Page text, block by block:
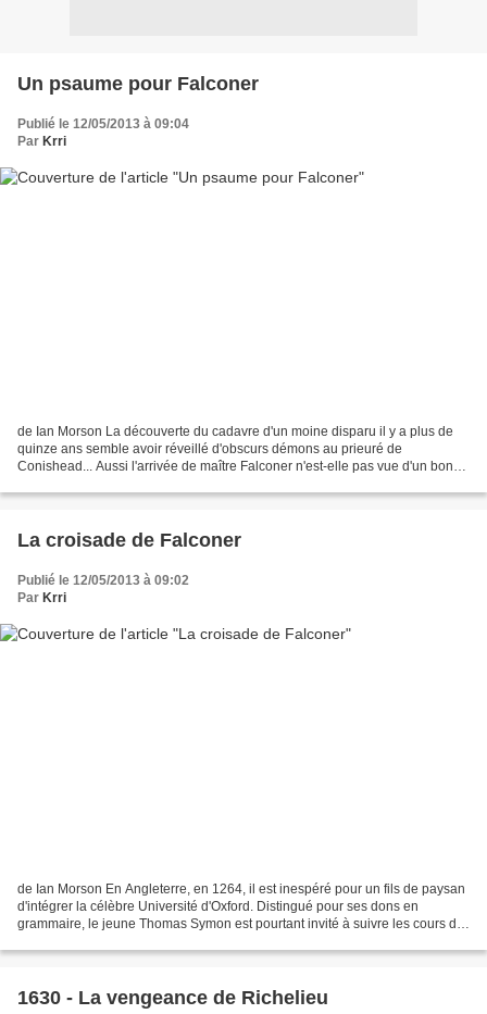
Un psaume pour Falconer
Publié le 12/05/2013 à 09:04
Par Krri
de Ian Morson La découverte du cadavre d'un moine disparu il y a plus de
quinze ans semble avoir réveillé d'obscurs démons au prieuré de
Conishead... Aussi l'arrivée de maître Falconer n'est-elle pas vue d'un bon
La croisade de Falconer
Publié le 12/05/2013 à 09:02
Par Krri
de Ian Morson En Angleterre, en 1264, il est inespéré pour un fils de paysan
d'intégrer la célèbre Université d'Oxford. Distingué pour ses dons en
grammaire, le jeune Thomas Symon est pourtant invité à suivre les cours du
1630 - La vengeance de Richelieu